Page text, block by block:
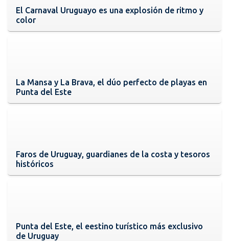
El Carnaval Uruguayo es una explosión de ritmo y
color
La Mansa y La Brava, el dúo perfecto de playas en
Punta del Este
Faros de Uruguay, guardianes de la costa y tesoros
históricos
Punta del Este, el eestino turístico más exclusivo
de Uruguay